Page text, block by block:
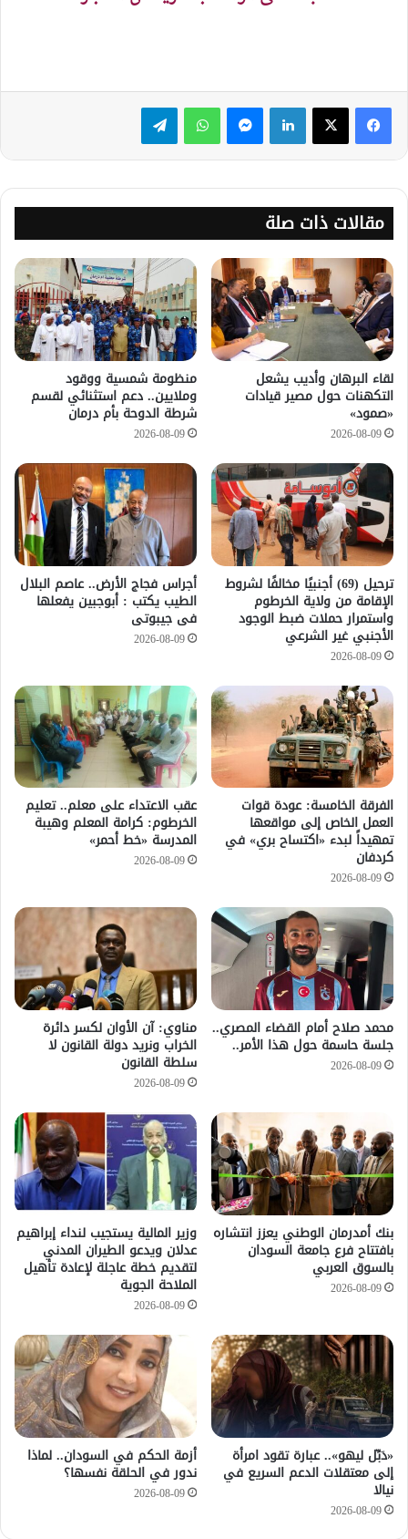
لينكدإن ماسنجر واتساب تيلقرام
مقالات ذات صلة
لقاء البرهان وأديب يشعل
التكهنات حول مصير قيادات
«صمود»
2026-08-09
منظومة شمسية ووقود
وملايين.. دعم استثنائي لقسم
شرطة الدوحة بأم درمان
2026-08-09
ترحيل (69) أجنبيًا مخالفًا لشروط
الإقامة من ولاية الخرطوم
واستمرار حملات ضبط الوجود
الأجنبي غير الشرعي
2026-08-09
أجراس فجاج الأرض.. عاصم البلال
الطيب يكتب : أبوجبين يفعلها
فى جيبوتى
2026-08-09
الفرقة الخامسة: عودة قوات
العمل الخاص إلى مواقعها
تمهيداً لبدء «اكتساح بري» في
كردفان
2026-08-09
عقب الاعتداء على معلم.. تعليم
الخرطوم: كرامة المعلم وهيبة
المدرسة «خط أحمر»
2026-08-09
محمد صلاح أمام القضاء المصري..
جلسة حاسمة حول هذا الأمر..
2026-08-09
مناوي: آن الأوان لكسر دائرة
الخراب ونريد دولة القانون لا
سلطة القانون
2026-08-09
بنك أمدرمان الوطني يعزز انتشاره
بافتتاح فرع جامعة السودان
بالسوق العربي
2026-08-09
وزير المالية يستجيب لنداء إبراهيم
عدلان ويدعو الطيران المدني
لتقديم خطة عاجلة لإعادة تأهيل
الملاحة الجوية
2026-08-09
«دَبِّل ليهو».. عبارة تقود امرأة
إلى معتقلات الدعم السريع في
نيالا
2026-08-09
أزمة الحكم في السودان.. لماذا
ندور في الحلقة نفسها؟
2026-08-09